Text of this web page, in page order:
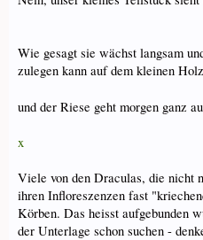
Wie gesagt sie wächst langsam
zulegen kann auf dem kleinen
und der Riese geht morgen ganz
x
Viele von den Draculas, die nicht
ihren Infloreszenzen fast
Körben. Das heisst aufgebunden
der Unterlage schon suchen -